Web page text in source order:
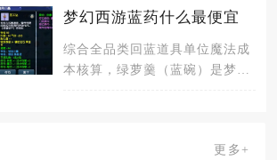
BUFF、精
梦幻西游蓝药什么最便宜
综合全品类回蓝道具单位魔法成
本核算，绿萝羹（蓝碗）是梦幻
更多+